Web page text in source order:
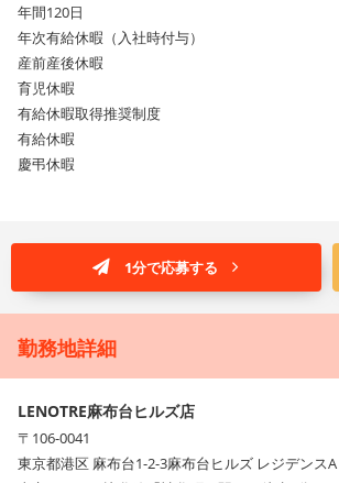
年間120日
年次有給休暇（入社時付与）
産前産後休暇
育児休暇
有給休暇取得推奨制度
有給休暇
慶弔休暇
1分で応募する
勤務地詳細
LENOTRE麻布台ヒルズ店
〒106-0041
東京都港区 麻布台1-2-3麻布台ヒルズ レジデンス